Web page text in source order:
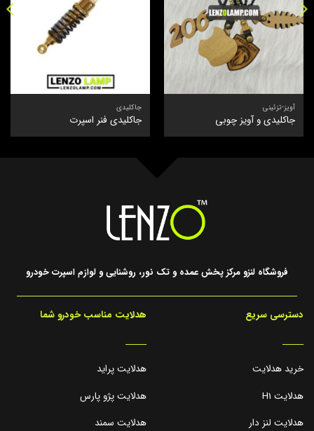
آویز-تزئینی
جاکلیدی و آویز چوبی
جاکلیدی
جاکلیدی فنر اسپرت
فروشگاه لنزو مرکز پخش عمده و تک نور، روشنایی و لوازم اسپرت خودرو
دسترسی سریع
_____
خرید هدلایت
هدلایت H1
هدلایت لنز دار
هدلایت مناسب خودرو شما
_____
هدلایت پراید
هدلایت پژو پارس
هدلایت سمند